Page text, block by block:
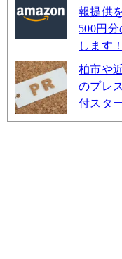
報提供
500円
します！
柏市や
のプレ
付スタ